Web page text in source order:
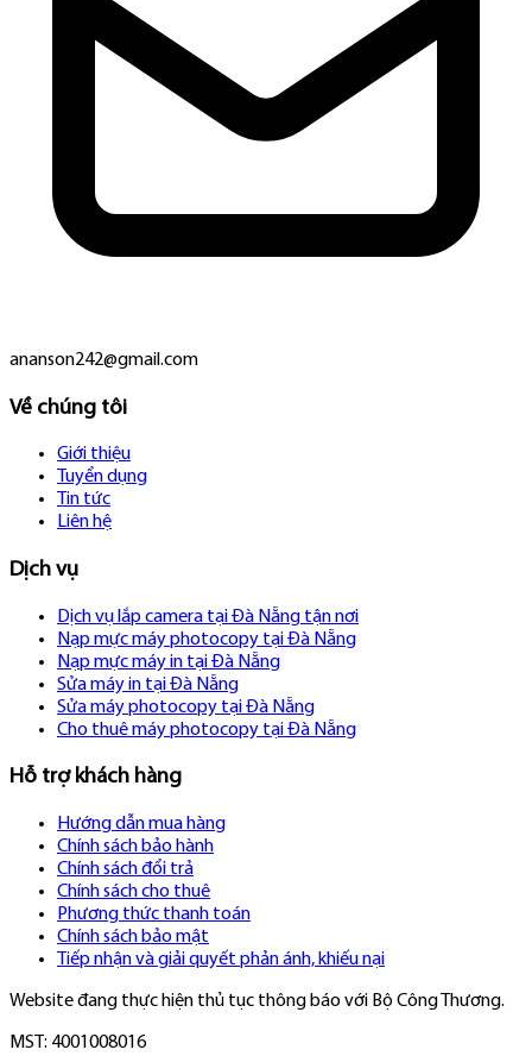
ananson242@gmail.com
Về chúng tôi
Giới thiệu
Tuyển dụng
Tin tức
Liên hệ
Dịch vụ
Dịch vụ lắp camera tại Đà Nẵng tận nơi
Nạp mực máy photocopy tại Đà Nẵng
Nạp mực máy in tại Đà Nẵng
Sửa máy in tại Đà Nẵng
Sửa máy photocopy tại Đà Nẵng
Cho thuê máy photocopy tại Đà Nẵng
Hỗ trợ khách hàng
Hướng dẫn mua hàng
Chính sách bảo hành
Chính sách đổi trả
Chính sách cho thuê
Phương thức thanh toán
Chính sách bảo mật
Tiếp nhận và giải quyết phản ánh, khiếu nại
Website đang thực hiện thủ tục thông báo với Bộ Công Thương.
MST: 4001008016